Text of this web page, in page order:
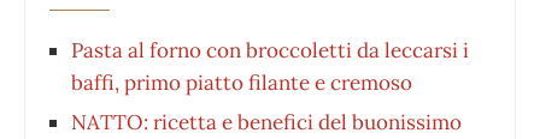
Pasta al forno con broccoletti da leccarsi i
baffi, primo piatto filante e cremoso
NATTO: ricetta e benefici del buonissimo